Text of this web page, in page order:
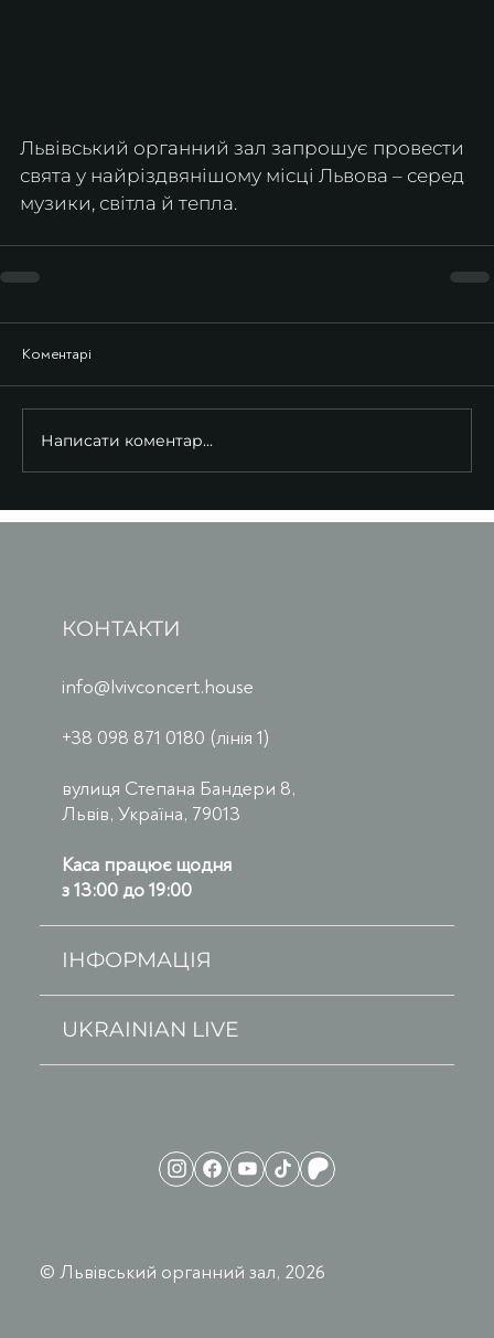
Львівський органний зал запрошує провести
свята у найріздвянішому місці Львова – серед
музики, світла й тепла.
Коментарі
Написати коментар...
© Львівський органний зал, 2026
КОНТАКТИ
info@lvivconcert.house
+38 098 871 0180 (лінія 1)
вулиця Степана Бандери 8,
Львів, Україна, 79013
Каса працює щодня
з 13:00 до 19:00
ІНФОРМАЦІЯ
UKRAINIAN LIVE